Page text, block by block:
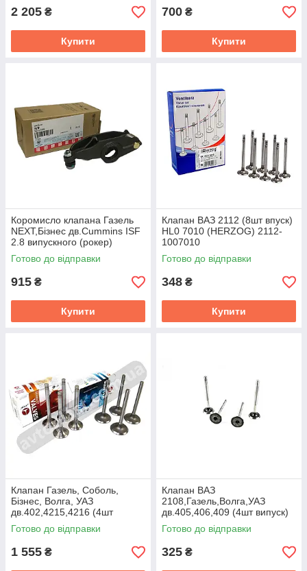
2 205 ₴
Купити
700 ₴
Купити
Коромисло клапана Газель
NEXT,Бізнес дв.Cummins ISF
2.8 випускного (рокер)
(покупн. ГАЗ)
Готово до відправки
915 ₴
Купити
Клапан ВАЗ 2112 (8шт впуск)
HL0 7010 (HERZOG) 2112-
1007010
Готово до відправки
348 ₴
Купити
Клапан Газель, Соболь,
Бізнес, Волга, УАЗ
дв.402,4215,4216 (4шт
впускн.+4шт випускн.) AMP
402.1007010/12
Готово до відправки
1 555 ₴
Клапан ВАЗ
2108,Газель,Волга,УАЗ
дв.405,406,409 (4шт випуск)
("AMP") 21080-100701202
Готово до відправки
325 ₴